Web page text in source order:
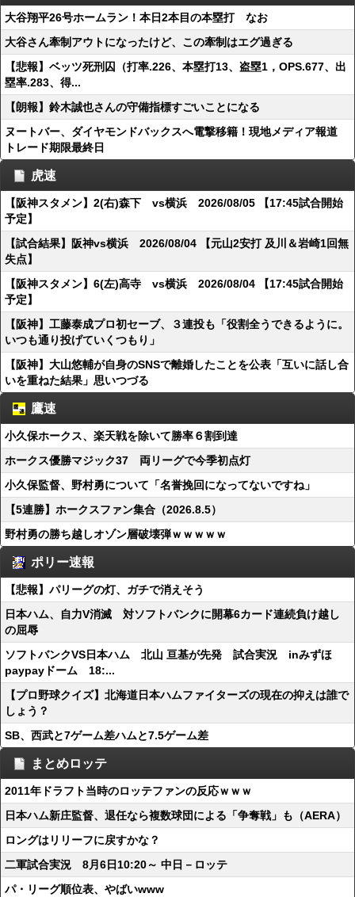
大谷翔平26号ホームラン！本日2本目の本塁打 なお
大谷さん牽制アウトになったけど、この牽制はエグ過ぎる
【悲報】ベッツ死刑囚（打率.226、本塁打13、盗塁1，OPS.677、出
塁率.283、得...
【朗報】鈴木誠也さんの守備指標すごいことになる
ヌートバー、ダイヤモンドバックスへ電撃移籍！現地メディア報道
トレード期限最終日
虎速
【阪神スタメン】2(右)森下 vs横浜 2026/08/05 【17:45試合開始
予定】
【試合結果】阪神vs横浜 2026/08/04 【元山2安打 及川＆岩崎1回無
失点】
【阪神スタメン】6(左)高寺 vs横浜 2026/08/04 【17:45試合開始
予定】
【阪神】工藤泰成プロ初セーブ、３連投も「役割全うできるように。
いつも通り投げていくつもり」
【阪神】大山悠輔が自身のSNSで離婚したことを公表「互いに話し合
いを重ねた結果」思いつづる
鷹速
小久保ホークス、楽天戦を除いて勝率６割到達
ホークス優勝マジック37 両リーグで今季初点灯
小久保監督、野村勇について「名誉挽回になってないですね」
【5連勝】ホークスファン集合（2026.8.5）
野村勇の勝ち越しオゾン層破壊弾ｗｗｗｗｗ
ポリー速報
【悲報】パリーグの灯、ガチで消えそう
日本ハム、自力V消滅 対ソフトバンクに開幕6カード連続負け越し
の屈辱
ソフトバンクVS日本ハム 北山 亘基が先発 試合実況 inみずほ
paypayドーム 18:...
【プロ野球クイズ】北海道日本ハムファイターズの現在の抑えは誰で
しょう？
SB、西武と7ゲーム差ハムと7.5ゲーム差
まとめロッテ
2011年ドラフト当時のロッテファンの反応ｗｗｗ
日本ハム新庄監督、退任なら複数球団による「争奪戦」も（AERA）
ロングはリリーフに戻すかな？
二軍試合実況 8月6日10:20～ 中日－ロッテ
パ・リーグ順位表、やばいwww